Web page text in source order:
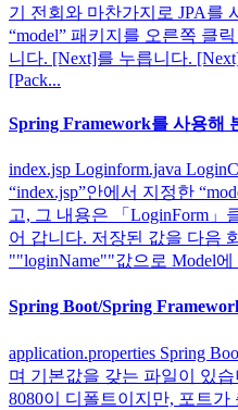
기 전회와 마찬가지로 JPA를
“model” 패키지를 오른쪽 클
니다. [Next]를 누릅니다.
[Pack...
Spring Framework를 사용해
index.jsp Loginform.java
“index.jsp”안에서 지정한
고, 그 내용은 「LoginForm」
어 갑니다. 저장된 값을 다음
""loginName""값으로 Model
Spring Boot/Spring
application.properties Spring
며 기본값을 갖는 파일이 있습
8080이 디폴트이지만, 포트가